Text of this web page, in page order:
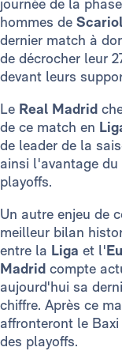
journée de la
hommes de
dernier match à
de décrocher leur
devant leurs
Le Real Madrid
de ce match en
de leader de la
ainsi l'avantage
playoffs.
Un autre enjeu de
meilleur bilan
entre la Liga et l'
Madrid compte
aujourd'hui sa
chiffre. Après ce
affronteront le
des playoffs.